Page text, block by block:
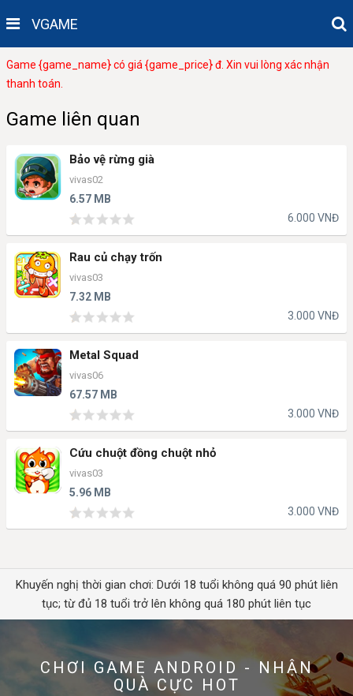
VGAME
Game {game_name} có giá {game_price} đ. Xin vui lòng xác nhận
thanh toán.
Game liên quan
Bảo vệ rừng già
vivas02
6.57 MB
6.000 VNĐ
Rau củ chạy trốn
vivas03
7.32 MB
3.000 VNĐ
Metal Squad
vivas06
67.57 MB
3.000 VNĐ
Cứu chuột đồng chuột nhỏ
vivas03
5.96 MB
3.000 VNĐ
Khuyến nghị thời gian chơi: Dưới 18 tuổi không quá 90 phút liên
tục; từ đủ 18 tuổi trở lên không quá 180 phút liên tục
CHƠI GAME ANDROID - NHẬN
QUÀ CỰC HOT